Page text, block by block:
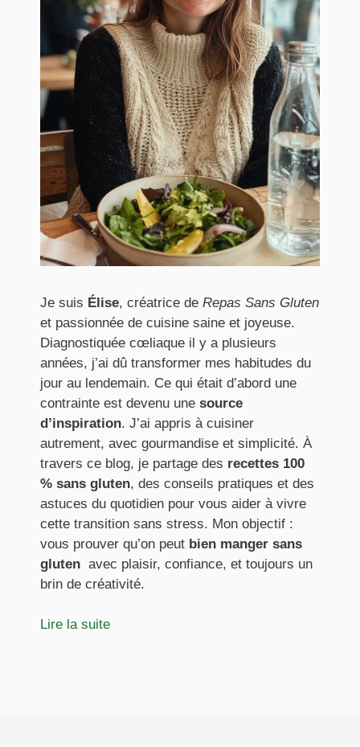
Je suis Élise, créatrice de Repas Sans Gluten
et passionnée de cuisine saine et joyeuse.
Diagnostiquée cœliaque il y a plusieurs
années, j’ai dû transformer mes habitudes du
jour au lendemain. Ce qui était d’abord une
contrainte est devenu une source
d’inspiration. J’ai appris à cuisiner
autrement, avec gourmandise et simplicité. À
travers ce blog, je partage des recettes 100
% sans gluten, des conseils pratiques et des
astuces du quotidien pour vous aider à vivre
cette transition sans stress. Mon objectif :
vous prouver qu’on peut bien manger sans
gluten avec plaisir, confiance, et toujours un
brin de créativité.
Lire la suite